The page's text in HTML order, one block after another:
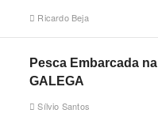
Ricardo Beja
Pesca Embarcada na
GALEGA
Sílvio Santos